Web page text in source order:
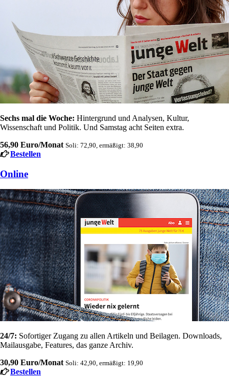
Sechs mal die Woche: Hintergrund und Analysen, Kultur,
Wissenschaft und Politik. Und Samstag acht Seiten extra.
56,90 Euro/Monat Soli: 72,90, ermäßigt: 38,90
Bestellen
Online
24/7: Sofortiger Zugang zu allen Artikeln und Beilagen. Downloads,
Mailausgabe, Features, das ganze Archiv.
30,90 Euro/Monat Soli: 42,90, ermäßigt: 19,90
Bestellen